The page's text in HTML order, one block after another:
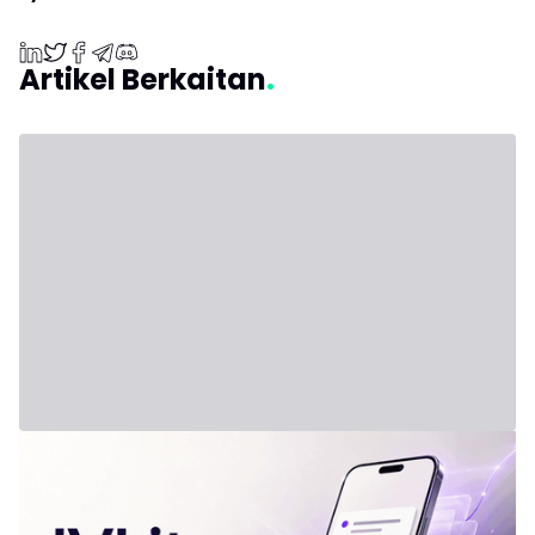
Artikel Berkaitan
IVLite: inti pati IVT dalam notifikasi, hanya €29 sebulan
Pelan yang jelas, ringkasan dan ulasan pasaran, dihantar ke